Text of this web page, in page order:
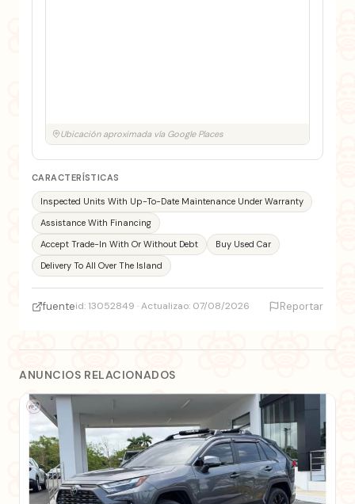
Ubicación aproximada vía Google Places
CARACTERÍSTICAS
Inspected Units With Up-To-Date Maintenance Under Warranty
Assistance With Financing
Accept Trade-In With Or Without Debt
Buy Used Car
Delivery To All Over The Island
fuenteid: 13052849 · Actualizao: 07/08/2026 Reportar
ANUNCIOS RELACIONADOS